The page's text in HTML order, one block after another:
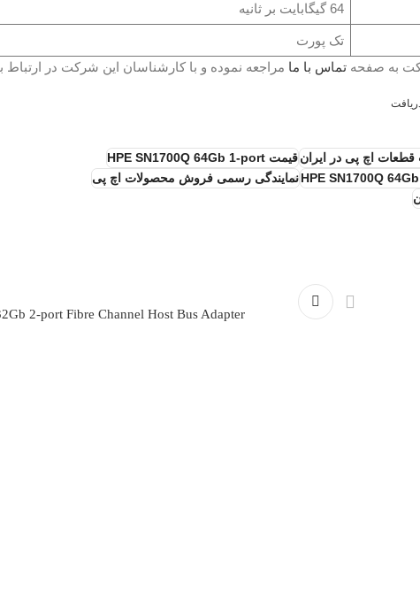
64 گیگابایت بر ثانیه
تک پورت
به صفحه تماس با ما مراجعه نموده و با کارشناسان این شرکت در ارتباط
قطعات اچ پی در ایران قیمت HPE SN1700Q 64Gb 1-port
نمایندگی رسمی فروش محصولات اچ پی
2-port Fibre Channel Host Bus Adapter